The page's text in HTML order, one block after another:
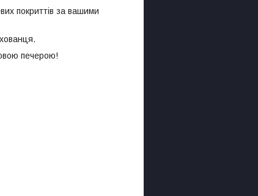
покриттів за вашими
печерою!